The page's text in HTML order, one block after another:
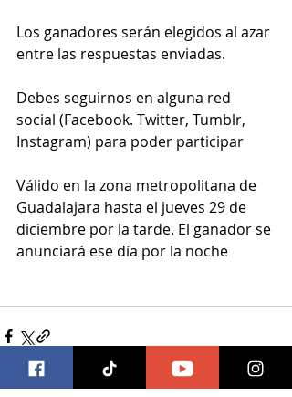
Los ganadores serán elegidos al azar
entre las respuestas enviadas.
Debes seguirnos en alguna red
social (Facebook. Twitter, Tumblr,
Instagram) para poder participar
Válido en la zona metropolitana de
Guadalajara hasta el jueves 29 de
diciembre por la tarde. El ganador se
anunciará ese día por la noche